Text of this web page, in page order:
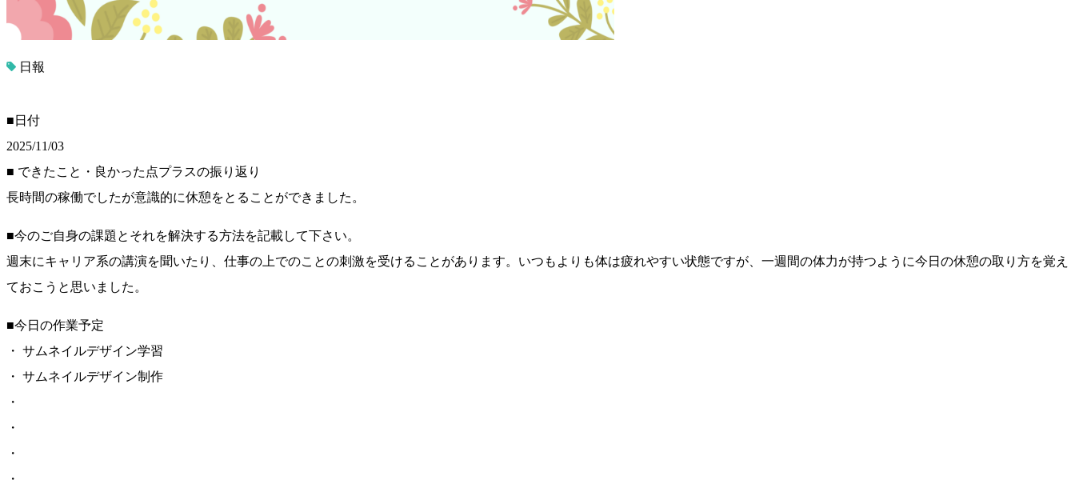
日報
■日付
2025/11/03
■ できたこと・良かった点プラスの振り返り
長時間の稼働でしたが意識的に休憩をとることができました。
■今のご自身の課題とそれを解決する方法を記載して下さい。
週末にキャリア系の講演を聞いたり、仕事の上でのことの刺激を受けることがあります。いつもよりも体は疲れやすい状態ですが、一週間の体力が持つように今日の休憩の取り方を覚え
ておこうと思いました。
■今日の作業予定
・ サムネイルデザイン学習
・ サムネイルデザイン制作
・
・
・
・